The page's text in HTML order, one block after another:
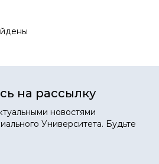
на рассылку
новостями
Университета. Будьте